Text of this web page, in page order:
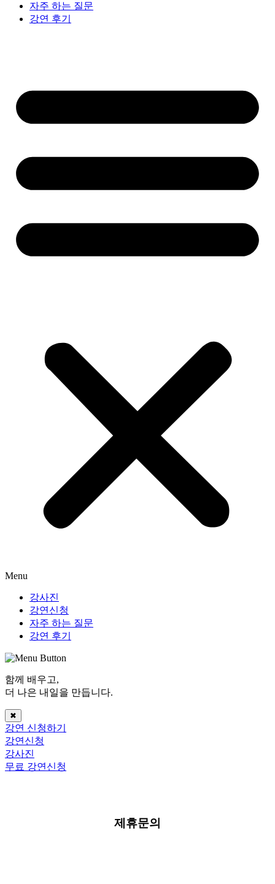
자주 하는 질문
강연 후기
Menu
강사진
강연신청
자주 하는 질문
강연 후기
함께 배우고,
더 나은 내일을 만듭니다.
✖
강연 신청하기
강연신청
강사진
무료 강연신청
제휴문의